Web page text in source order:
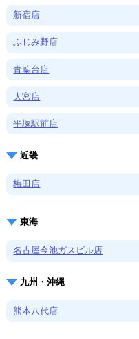
新宿店
ふじみ野店
青葉台店
大宮店
平塚駅前店
近畿
梅田店
東海
名古屋今池ガスビル店
九州・沖縄
熊本八代店